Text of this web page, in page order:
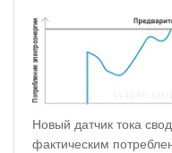
Новый датчик тока
фактическим